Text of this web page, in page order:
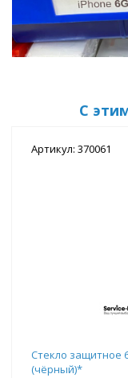
С
Артикул: 370061
Стекло защитное
(чёрный)*